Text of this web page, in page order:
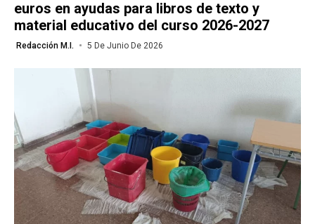
euros en ayudas para libros de texto y
material educativo del curso 2026-2027
Redacción M.I. 5 De Junio De 2026